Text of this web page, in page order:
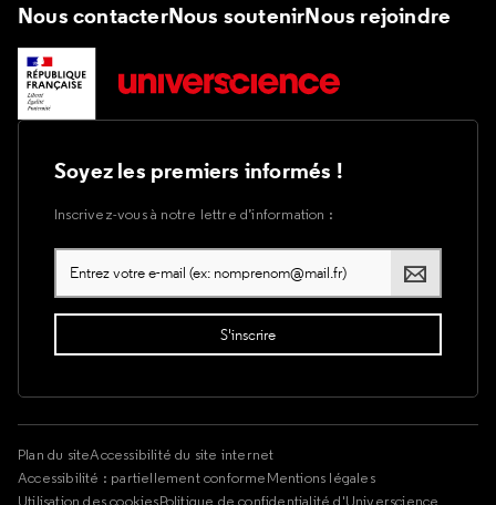
Nous contacterNous soutenirNous rejoindre
Soyez les premiers informés !
Inscrivez-vous à notre lettre d’information :
Plan du siteAccessibilité du site internet
Accessibilité : partiellement conformeMentions légales
Utilisation des cookiesPolitique de confidentialité d'Universcience